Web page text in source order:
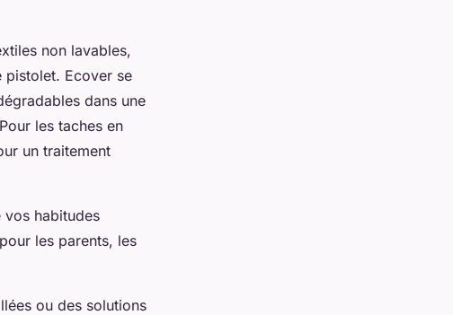
non lavables,
pistolet. Ecover se
dans une
les taches en
un traitement
habitudes
les parents, les
ou des solutions